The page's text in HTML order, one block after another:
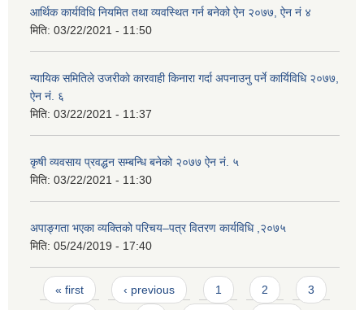
आर्थिक कार्यविधि नियमित तथा व्यवस्थित गर्न बनेको ऐन २०७७, ऐन नं ४
मिति: 03/22/2021 - 11:50
न्यायिक समितिले उजरीकाे कारवाही किनारा गर्दा अपनाउनु पर्ने कार्यिविधि २०७७,
ऐन नं. ६
मिति: 03/22/2021 - 11:37
कृषी व्यवसाय प्रवद्धन सम्बन्धि बनेको २०७७ ऐन नं. ५
मिति: 03/22/2021 - 11:30
अपाङ्गता भएका व्यक्तिको परिचय–पत्र वितरण कार्यविधि ,२०७५
मिति: 05/24/2019 - 17:40
Pages
« first ‹ previous 1 2 3